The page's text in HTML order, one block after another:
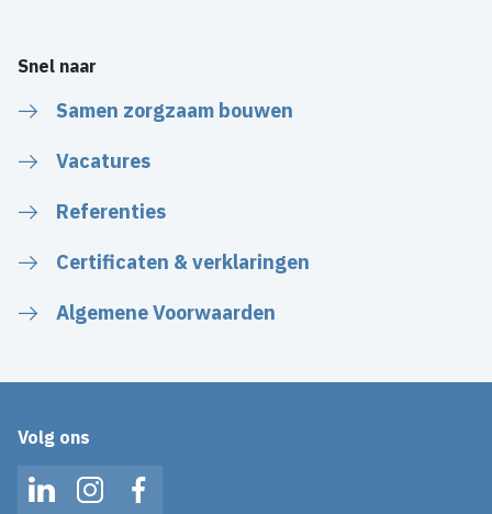
Snel naar
Samen zorgzaam bouwen
Vacatures
Referenties
Certificaten & verklaringen
Algemene Voorwaarden
Volg ons
LinkedInInstagramFacebook